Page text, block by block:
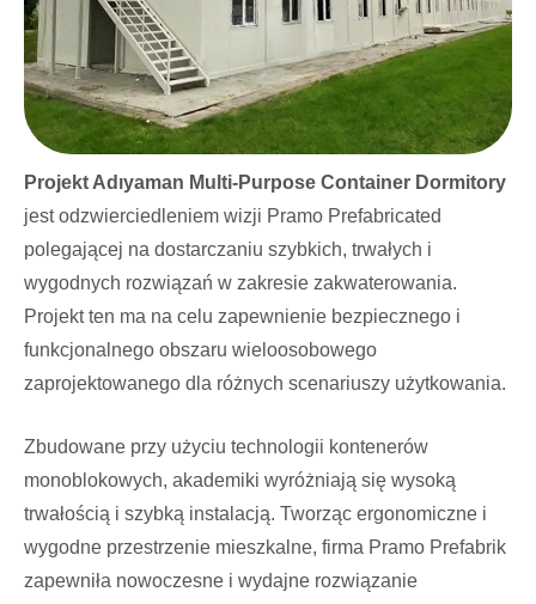
Projekt Adıyaman Multi-Purpose Container Dormitory
jest odzwierciedleniem wizji Pramo Prefabricated
polegającej na dostarczaniu szybkich, trwałych i
wygodnych rozwiązań w zakresie zakwaterowania.
Projekt ten ma na celu zapewnienie bezpiecznego i
funkcjonalnego obszaru wieloosobowego
zaprojektowanego dla różnych scenariuszy użytkowania.
Zbudowane przy użyciu technologii kontenerów
monoblokowych, akademiki wyróżniają się wysoką
trwałością i szybką instalacją. Tworząc ergonomiczne i
wygodne przestrzenie mieszkalne, firma Pramo Prefabrik
zapewniła nowoczesne i wydajne rozwiązanie